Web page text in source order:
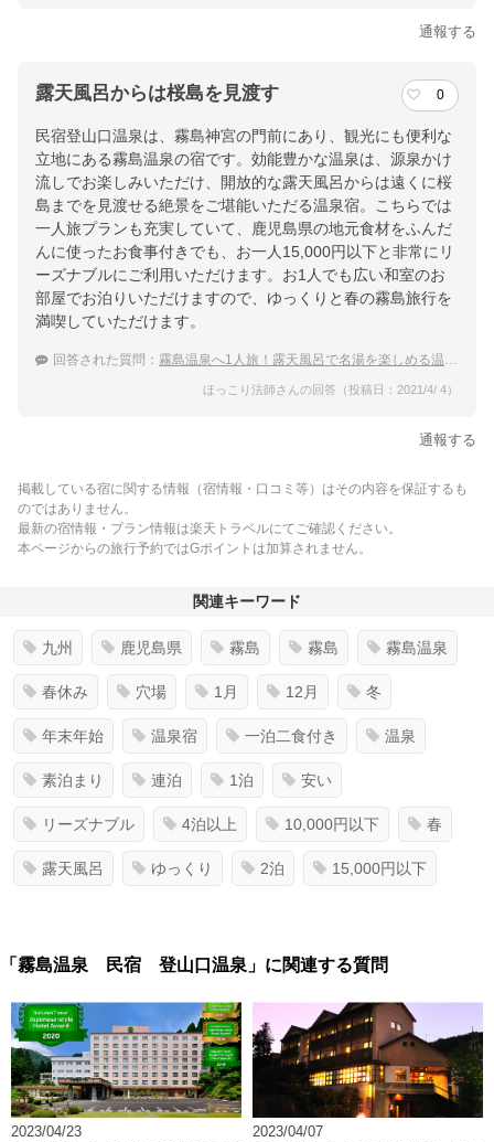
通報する
露天風呂からは桜島を見渡す 0
民宿登山口温泉は、霧島神宮の門前にあり、観光にも便利な
立地にある霧島温泉の宿です。効能豊かな温泉は、源泉かけ
流しでお楽しみいただけ、開放的な露天風呂からは遠くに桜
島までを見渡せる絶景をご堪能いただる温泉宿。こちらでは
一人旅プランも充実していて、鹿児島県の地元食材をふんだ
んに使ったお食事付きでも、お一人15,000円以下と非常にリ
ーズナブルにご利用いただけます。お1人でも広い和室のお
部屋でお泊りいただけますので、ゆっくりと春の霧島旅行を
満喫していただけます。
回答された質問： 霧島温泉へ1人旅！露天風呂で名湯を楽しめる温泉宿
ほっこり法師さんの回答（投稿日：2021/4/ 4）
通報する
掲載している宿に関する情報（宿情報・口コミ等）はその内容を保証するも
のではありません。
最新の宿情報・プラン情報は楽天トラベルにてご確認ください。
本ページからの旅行予約ではGポイントは加算されません。
関連キーワード
九州 鹿児島県 霧島 霧島 霧島温泉
春休み 穴場 1月 12月 冬
年末年始 温泉宿 一泊二食付き 温泉
素泊まり 連泊 1泊 安い
リーズナブル 4泊以上 10,000円以下 春
露天風呂 ゆっくり 2泊 15,000円以下
「霧島温泉 民宿 登山口温泉」に関連する質問
2023/04/23
2023/04/07